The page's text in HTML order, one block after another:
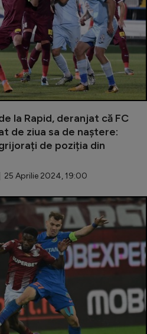
la Rapid, deranjat că FC
de ziua sa de naștere:
de poziția din
Aprilie 2024, 19:00